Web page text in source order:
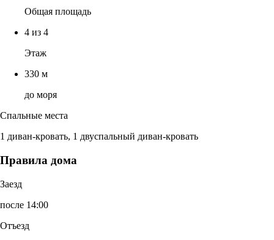
Общая площадь
4 из 4
Этаж
330 м
до моря
Спальные места
1 диван-кровать, 1 двуспальный диван-кровать
Правила дома
Заезд
после 14:00
Отъезд